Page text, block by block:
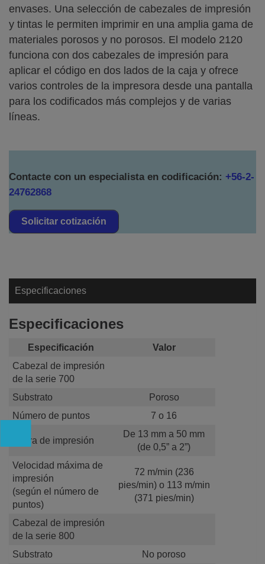
envases. Una selección de cabezales de impresión
y tintas le permiten imprimir en una amplia gama de
materiales porosos y no porosos. El modelo 2120
funciona con dos cabezales de impresión para
aplicar el código en dos lados de la caja y ofrece
varios controles de la impresora desde una pantalla
para los codificados más complejos y de varias
líneas.
Contacte con un especialista en codificación: +56-2-
24762868
Solicitar cotización
Especificaciones
Especificaciones
Especificación
Valor
Cabezal de impresión
de la serie 700
Substrato
Poroso
Número de puntos
7 o 16
Altura de impresión
De 13 mm a 50 mm
(de 0,5” a 2”)
Velocidad máxima de
impresión
(según el número de
puntos)
72 m/min (236
pies/min) o 113 m/min
(371 pies/min)
Cabezal de impresión
de la serie 800
Substrato
No poroso